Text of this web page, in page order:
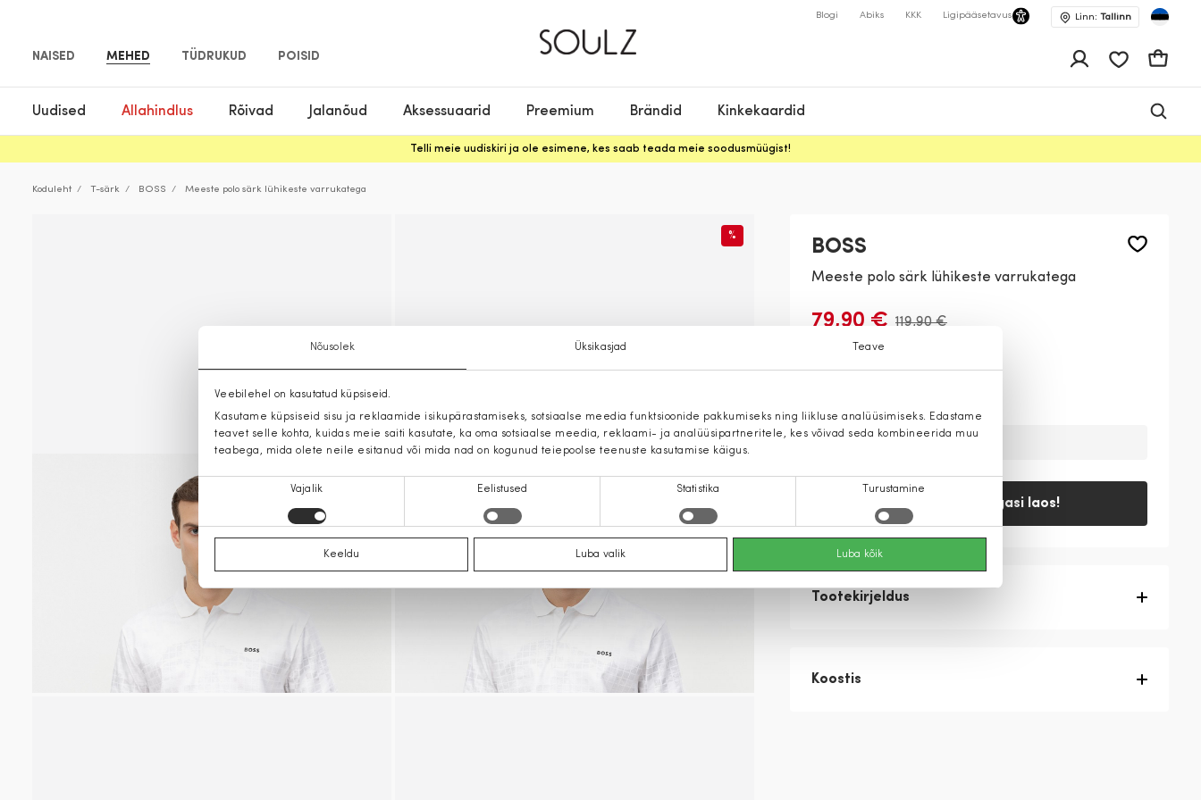
Nõusolek Üksikasjad Teave
Veebilehel on kasutatud küpsiseid.
Kasutame küpsiseid sisu ja reklaamide isikupärastamiseks, sotsiaalse meedia funktsioonide pakkumiseks ning liikluse analüüsimiseks. Edastame
teavet selle kohta, kuidas meie saiti kasutate, ka oma sotsiaalse meedia, reklaami- ja analüüsipartneritele, kes võivad seda kombineerida muu
teabega, mida olete neile esitanud või mida nad on kogunud teiepoolse teenuste kasutamise käigus.
valik
Vajalik Eelistused Statistika Turustamine
Keeldu Luba valik Luba kõik
NAISED MEHED TÜDRUKUD POISID
Blogi Abiks KKK Ligipääsetavus Linn: Tallinn
Uudised Allahindlus Rõivad Jalanõud Aksessuaarid Preemium Brändid Kinkekaardid
Telli meie uudiskiri ja ole esimene, kes saab teada meie soodusmüügist!
Koduleht T-särk BOSS Meeste polo särk lühikeste varrukatega
%
BOSS
Meeste polo särk lühikeste varrukatega
79,90 € 119,90 €
Teavita, kui tagasi laos!
Tootekirjeldus
Koostis